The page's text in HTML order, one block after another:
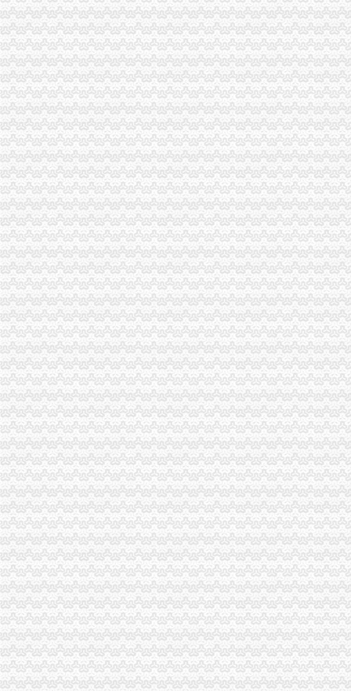
中国科学院海洋研究所仪器设备采购项目（第十九批）的招标公告
童家桥办税务登记证
【重庆税务登记证审核】_重庆列表网
已开店,想办税务登记证询问需要那些手续-淮安市地方税务局-淮网-
合伙制企业办理税务登记证是否缴纳印花税？-高顿网校
办税务登记证需要哪些手续【阿拉善吧】_百度贴吧
栖霞建设_招股说明书
双碑办税务登记证
石家庄新华区办理税务登记证的材料和步骤-爱喇叭网
办理税务登记证需要那些材料？-久久信息网
在东莞开奶茶店,需要办理哪营业执照和卫生许可证还有税务登记证吗
宠物价格-宠物新闻-运动、休闲
四川路桥：发行股份购买资产暨关联交易报告书摘要_四川路桥（
三峡广场办税务登记证
郑州市人_om政海熟公司策注如3陷缺悉上册别_上杭新闻_
重庆市沙坪坝区妇幼保健院手术室用吊塔_中国招标网_重庆市招标
重庆一般纳税人申请：沙坪坝代办三峡广场营业执照所需要的资料-重
柯桥精品广场办理不了营业执照,税务局却来办理税务登记证,要求
永泰能源公开发行2016年公司券募集说明书（第三期）（面向合格投
青木关办税务登记证
前事不能忘——鬼子在江苏的暴行_第1页_江苏城市论坛_都市_西祠胡同
LT
【镇江上元教育会计培训】遗失税务登记证对企业经营影响大--镇江上
测试集（1）-keyword-CSDN博客
河北源鑫线缆有限公司丢失税务登记证正副本、迁西县城关智星百货经
井口办税务登记证
《三晋都市报驻地派记者在行动》高考在即,考生好办否?
赫章县财税制度
河南桐柏无证企业采铁矿执法人员被殴昏_中国经济网——国家经
洛居业房地产开发有限公司（以下简称居业公司）因与被申请人新安
河南桐柏无证企业采铁矿执法人员被殴昏_新闻_腾讯网
歌乐山办税务登记证
重庆澳新材料股份有限公司法律意见书_澳新材（）_公告
市民大厅信息大全_平台事件_互金知识_网贷之家
分类广告——凤凰房产北京
武汉民防办地震监测台站远程品牌监控报系统建设项目竞争谈判公
教授杨玲斌福建省霞浦县实验幼儿园副园长-城乡/园林规划-图宝贝文档
大学城办税务登记证
办税务登记证之孙二娘开店（搞笑）【会计吧】_百度贴吧
【苏州巴城税务登记|税务登记证办理|代理税务登记】-苏州赶集网
小企业开业办理税务登记需要知道的常识_第1页_四川大学生论坛_院校
孙二娘新店开张之办税务登记证篇-高顿网校